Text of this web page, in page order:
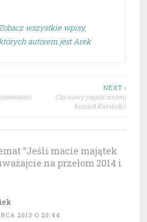
wszystkie wpisy,
autorem jest Arek
NEXT ›
Czy nowy papież zmieni
Kościół Katolicki?
“Jeśli macie majątek
na przełom 2014 i
2013 O 20:44